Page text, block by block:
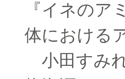
『イネのア
体における
小田すみ